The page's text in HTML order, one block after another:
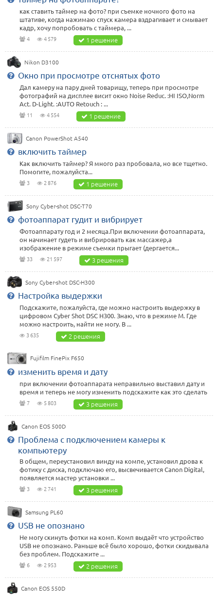
как ставить таймер на фото? при съемке ночного фото на
штативе, когда нажимаю спуск камера вздрагивает и смывает
кадр, хочу попробовать с таймера, ...
4 4 579 1 решение
Nikon D3100
Окно при просмотре отснятых фото
Дал камеру на пару дней товарищу, теперь при просмотре
фотографий на дисплее висит окно Noise Reduc. :HI ISO,Norm
Act. D-Light. :AUTO Retouch : ...
11 4 554 1 решение
Canon PowerShot A540
включить таймер
Как включить таймер? Я много раз пробовала, но все тщетно.
Помогите, пожалуйста...
3 2 876 1 решение
Sony Cyber-shot DSC-T70
фотоаппарат гудит и вибрирует
Фотоаппарату год и 2 месяца.При включении фотоаппарата,
он начинает гудеть и вибрировать как массажер,а
изображение в режиме съемки прыгает (дергается...
33 21 597 3 решения
Sony Cyber-shot DSC-H300
Настройка выдержки
Подскажите, пожалуйста, где можно настроить выдержку в
цифровом Cyber Shot DSC H300. Знаю, что в режиме M. Где
можно настроить, найти не могу. В ...
3 635 2 решения
Fujifilm FinePix F650
изменить время и дату
при включении фотоаппарата неправильно выставил дату и
время и теперь не могу изменить подскажите как это сделать
7 5 803 3 решения
Canon EOS 500D
Проблема с подключением камеры к
компьютеру
В общем, переустановил винду на компе, установил дрова к
фотику с диска, подключаю его, высвечивается Canon Digital,
появляется мастер установки ...
3 2 741 3 решения
Samsung PL60
USB не опознано
Не могу скинуть фотки на комп. Комп выдаёт что устройство
USB не опознано. Раньше всё было хорошо, фотки скидывала
без проблем. Подскажите ...
6 2 953 2 решения
Canon EOS 550D